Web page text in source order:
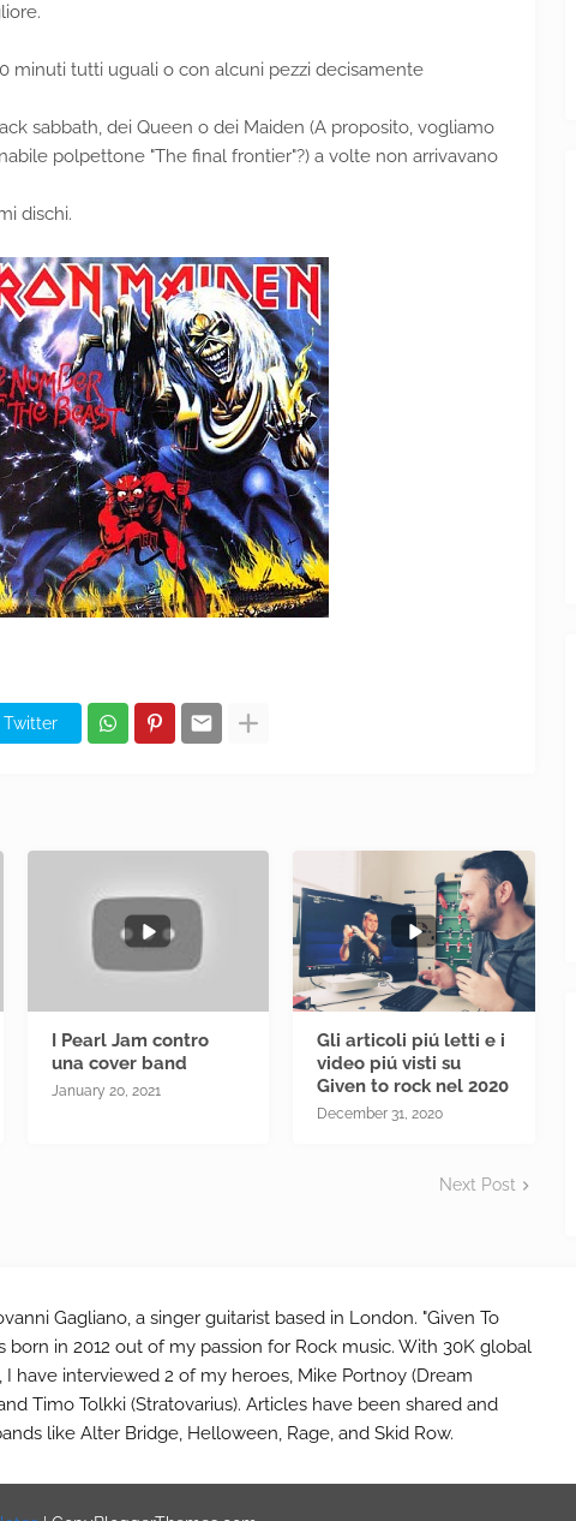
minuti tutti uguali o con alcuni pezzi decisamente
sabbath, dei Queen o dei Maiden (A proposito, vogliamo
polpettone "The final frontier"?) a volte non arrivavano
dischi.
Twitter
I Pearl Jam contro
una cover band
January 20, 2021
Gli articoli piú letti e i
video piú visti su
Given to rock nel 2020
December 31, 2020
Next Post
Gagliano, a singer guitarist based in London. "Given To
born in 2012 out of my passion for Rock music. With 30K global
I have interviewed 2 of my heroes, Mike Portnoy (Dream
Timo Tolkki (Stratovarius). Articles have been shared and
like Alter Bridge, Helloween, Rage, and Skid Row.